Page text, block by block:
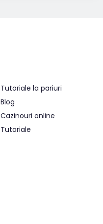
Tutoriale la pariuri
Blog
Cazinouri online
Tutoriale